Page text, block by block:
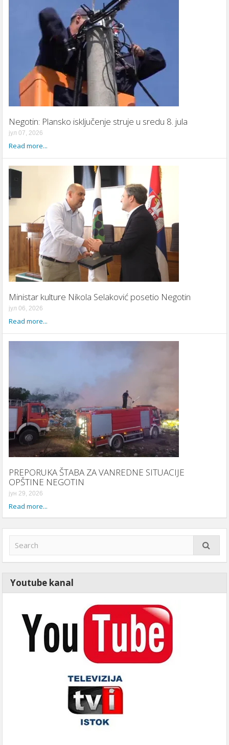
Negotin: Plansko isključenje struje u sredu 8. jula
јул 07, 2026
Read more...
Ministar kulture Nikola Selaković posetio Negotin
јул 06, 2026
Read more...
PREPORUKA ŠTABA ZA VANREDNE SITUACIJE
OPŠTINE NEGOTIN
јун 29, 2026
Read more...
Youtube kanal